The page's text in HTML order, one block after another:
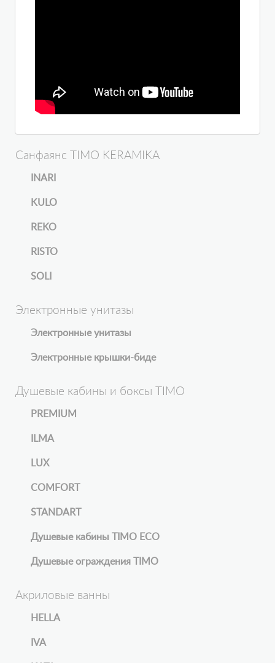
Санфаянс TIMO KERAMIKA
INARI
KULO
REKO
RISTO
SOLI
Электронные унитазы
Электронные унитазы
Электронные крышки-биде
Душевые кабины и боксы TIMO
PREMIUM
ILMA
LUX
COMFORT
STANDART
Душевые кабины TIMO ECO
Душевые ограждения TIMO
Акриловые ванны
HELLA
IVA